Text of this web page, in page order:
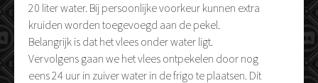
20 liter water. Bij persoonlijke voorkeur kunnen extra
kruiden worden toegevoegd aan de pekel.
Belangrijk is dat het vlees onder water ligt.
Vervolgens gaan we het vlees ontpekelen door nog
eens 24 uur in zuiver water in de frigo te plaatsen. Dit